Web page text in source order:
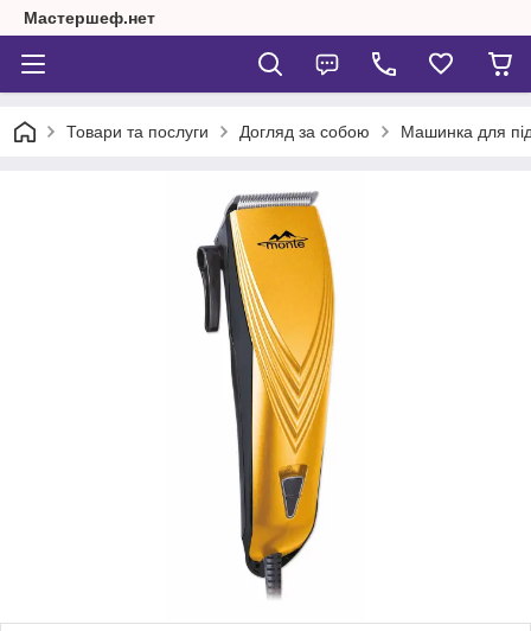
Мастершеф.нет
Товари та послуги Догляд за собою Машинка для